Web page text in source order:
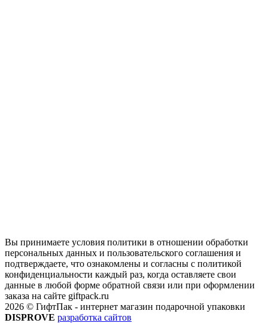
Вы принимаете условия политики в отношении обработки
персональных данных и пользовательского соглашения и
подтверждаете, что ознакомлены и согласны с политикой
конфиденциальности каждый раз, когда оставляете свои
данные в любой форме обратной связи или при оформлении
заказа на сайте giftpack.ru
2026 © ГифтПак - интернет магазин подарочной упаковки
DISPROVE разработка сайтов